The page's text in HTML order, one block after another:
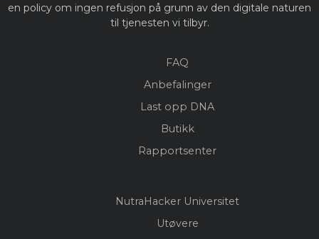
en policy om ingen refusjon på grunn av den digitale naturen
til tjenesten vi tilbyr.
FAQ
Anbefalinger
Last opp DNA
Butikk
Rapportsenter
NutraHacker Universitet
Utøvere